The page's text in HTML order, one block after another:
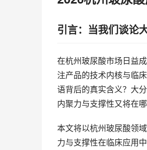
引言：当我们谈论
在杭州玻尿酸市场日益
注产品的技术内核与临
语背后的真实含义？大
内聚力与支撑性又将在
本文将以杭州玻尿酸领
力与支撑性在临床应用